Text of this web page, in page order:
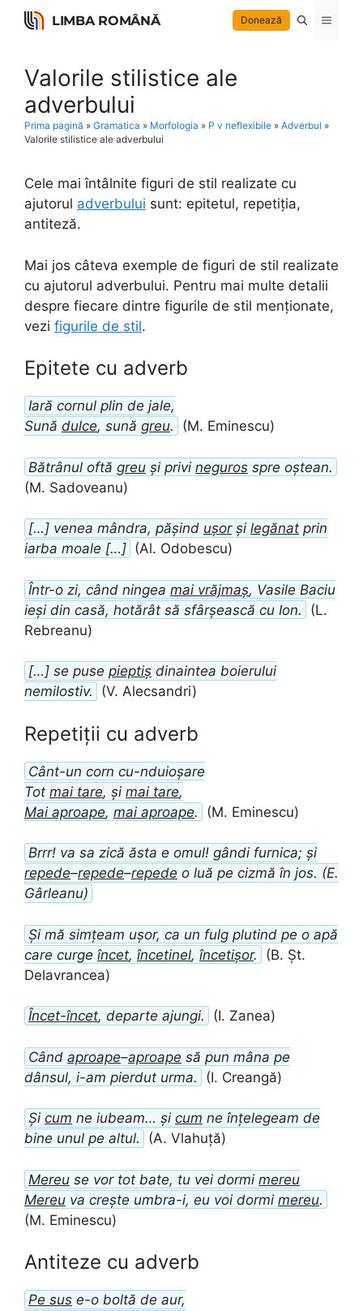
Skip
LIMBA ROMÂNĂ Donează Menu
Valorile stilistice ale
adverbului
Prima pagină » Gramatica » Morfologia » P v neflexibile » Adverbul »
Valorile stilistice ale adverbului
Cele mai întâlnite figuri de stil realizate cu
ajutorul adverbului sunt: epitetul, repetiția,
antiteză.
Mai jos câteva exemple de figuri de stil realizate
cu ajutorul adverbului. Pentru mai multe detalii
despre fiecare dintre figurile de stil menționate,
vezi figurile de stil.
Epitete cu adverb
Iară cornul plin de jale,
Sună dulce, sună greu. (M. Eminescu)
Bătrânul oftă greu și privi neguros spre oștean.
(M. Sadoveanu)
[…] venea mândra, pășind ușorși legănat prin
iarba moale […] (Al. Odobescu)
Într-o zi, când ningea mai vrăjmaș, Vasile Baciu
ieși din casă, hotărât să sfârșească cu Ion.
(L.
Rebreanu)
[…] se puse pieptiș dinaintea boierului
nemilostiv.
(V. Alecsandri)
Repetiții cu adverb
Cânt-un corn cu-nduioșare
Tot mai tare, și mai tare,
Mai aproape, mai aproape. (M. Eminescu)
Brrr! va sa zică ăsta e omul! gândi furnica; și
repede–repede–repede o luă pe cizmă în jos. (E.
Gârleanu)
Și mă simțeam ușor, ca un fulg plutind pe o apă
care curge încet, încetinel, încetișor.
(B. Șt.
Delavrancea)
Încet-încet, departe ajungi. (I. Zanea)
Când aproape–aproape să pun mâna pe
dânsul, i-am pierdut urma.
(I. Creangă)
Și cum ne iubeam… și cum ne înțelegeam de
bine unul pe altul.
(A. Vlahuță)
Mereu se vor tot bate, tu vei dormi mereu
Mereu va crește umbra-i, eu voi dormi mereu.
(M. Eminescu)
Antiteze cu adverb
Pe sus e-o boltă de aur,